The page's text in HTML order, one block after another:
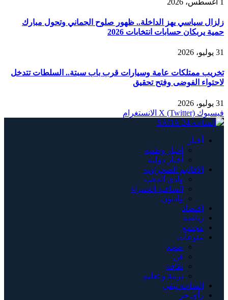
زلزال سياسي يهز الداخلة.. ظهور صلوح الجماني وتحول مبارك
حمية يربكان حسابات انتخابات 2026
31 يوليو، 2026
تخريب ممتلكات عامة وسيارات قرب باب سبتة.. السلطات تتدخل
لاحتواء الفوضى وفتح تحقيق
31 يوليو، 2026
فيسبوك X (Twitter) الانستغرام
أخبار
أخبار وطنية
أخبار دولية
الاقاليم الصحراوية
وادي الذهب
الساقية الحمراء
وادنون
اقتصاد
رياضة
مجتمع
منوعات
صحة
فن
ثقافة
تربية و تعليم
الساحة تيفي
رأي حر